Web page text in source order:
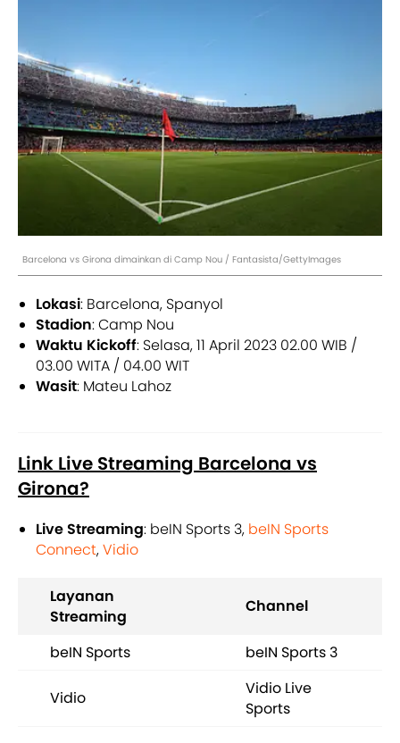
Barcelona vs Girona dimainkan di Camp Nou / Fantasista/GettyImages
Lokasi: Barcelona, Spanyol
Stadion: Camp Nou
Waktu Kickoff: Selasa, 11 April 2023 02.00 WIB /
03.00 WITA / 04.00 WIT
Wasit: Mateu Lahoz
Link Live Streaming Barcelona vs
Girona?
Live Streaming: beIN Sports 3, beIN Sports
Connect,Vidio
Layanan
Streaming
Channel
beIN Sports beIN Sports 3
Vidio
Vidio Live
Sports